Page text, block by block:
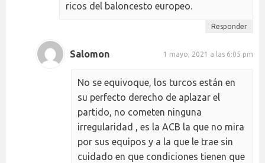
ricos del baloncesto europeo.
Responder
Salomon 1 mayo, 2021 a las 6:05 pm
No se equivoque, los turcos están en
su perfecto derecho de aplazar el
partido, no cometen ninguna
irregularidad , es la ACB la que no mira
por sus equipos y a la que le trae sin
cuidado en que condiciones tienen que